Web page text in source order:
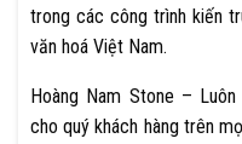
trong các công trình kiến
văn hoá Việt Nam.
Hoàng Nam Stone –
cho quý khách hàng trên